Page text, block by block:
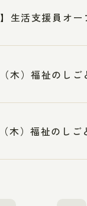
】生活支援員オ
木）福祉のし
木）福祉のしご